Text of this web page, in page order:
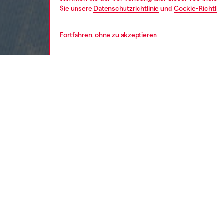
Sie unsere Datenschutzrichtlinieund Cookie-
Fortfahren, ohne zu akzeptieren